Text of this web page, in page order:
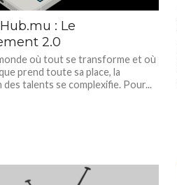
: Le
2.0
où tout se transforme et où
prend toute sa place, la
talents se complexifie. Pour...